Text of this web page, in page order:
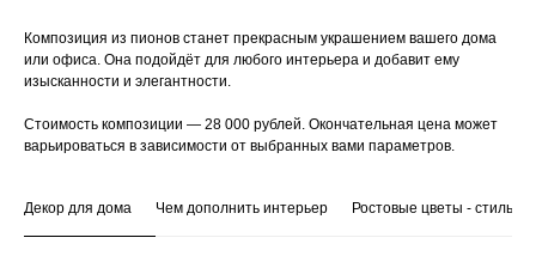
Композиция из пионов станет прекрасным украшением вашего дома
или офиса. Она подойдёт для любого интерьера и добавит ему
изысканности и элегантности.
Стоимость композиции — 28 000 рублей. Окончательная цена может
варьироваться в зависимости от выбранных вами параметров.
Декор для дома Чем дополнить интерьер Ростовые цветы -